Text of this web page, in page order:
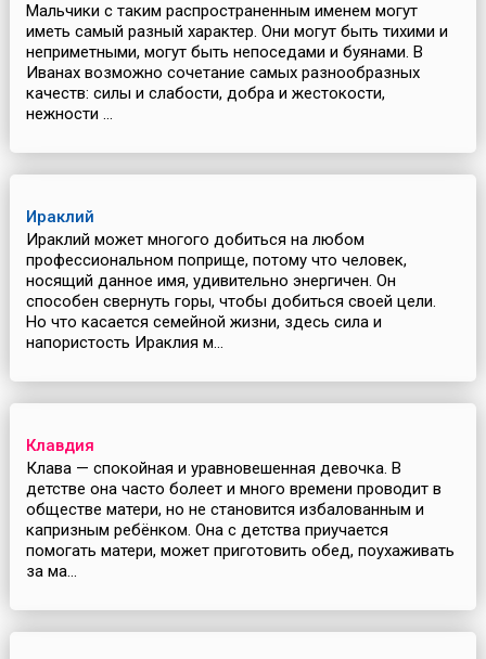
Мальчики с таким распространенным именем могут
иметь самый разный характер. Они могут быть тихими и
неприметными, могут быть непоседами и буянами. В
Иванах возможно сочетание самых разнообразных
качеств: силы и слабости, добра и жестокости,
нежности ...
Ираклий
Ираклий может многого добиться на любом
профессиональном поприще, потому что человек,
носящий данное имя, удивительно энергичен. Он
способен свернуть горы, чтобы добиться своей цели.
Но что касается семейной жизни, здесь сила и
напористость Ираклия м...
Клавдия
Клава — спокойная и уравновешенная девочка. В
детстве она часто болеет и много времени проводит в
обществе матери, но не становится избалованным и
капризным ребёнком. Она с детства приучается
помогать матери, может приготовить обед, поухаживать
за ма...